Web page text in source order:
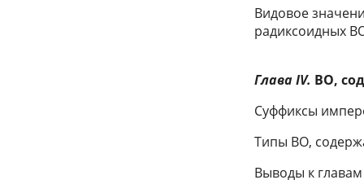
Видовое
радиксоидных
Глава IV. ВО,
Суффиксы
Типы ВО,
Выводы к главам